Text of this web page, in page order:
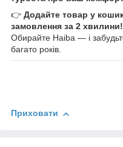
👉 Додайте товар у
замовлення за 2 хвилини!
Обирайте Haiba — і
багато років.
Приховати